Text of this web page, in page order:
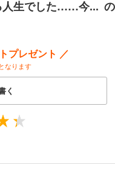
人生でした……今... の
プレゼント ／
なります
く